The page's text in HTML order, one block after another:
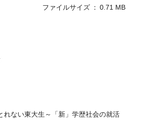
れない東大生～「新」学歴社会の就活
ファイルサイズ
0.71 MB